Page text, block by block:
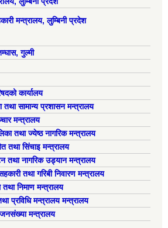
मन्त्रालय, लुम्बिनी प्रदेश
गुल्मी
कार्यालय
तथा सामान्य प्रशासन मन्त्रालय
मन्त्रालय
तथा ज्येष्ठ नागरिक मन्त्रालय
तथा सिंचाइ मन्त्रालय
तथा नागरिक उड्यान मन्त्रालय
तथा गरिबी निवारण मन्त्रालय
निमाण मन्त्रालय
प्रविधि मन्त्रालय मन्त्रालय
मन्त्रालय